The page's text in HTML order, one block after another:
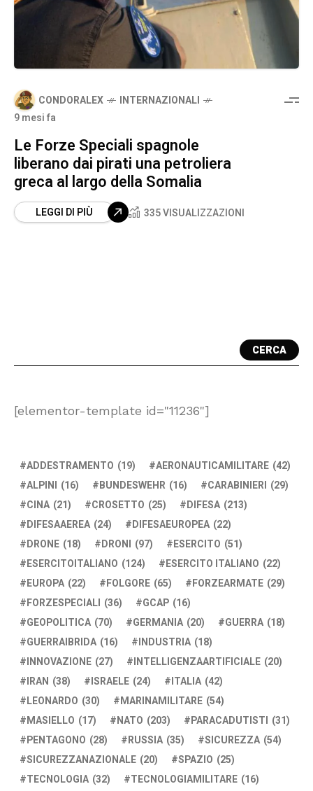
CONDORALEX
INTERNAZIONALI
9 mesi fa
Le Forze Speciali spagnole
liberano dai pirati una petroliera
greca al largo della Somalia
LEGGI DI PIÙ 335 VISUALIZZAZIONI
CERCA
[elementor-template id="11236"]
ADDESTRAMENTO (19) AERONAUTICAMILITARE (42)
ALPINI (16) BUNDESWEHR (16) CARABINIERI (29)
CINA (21) CROSETTO (25) DIFESA (213)
DIFESAAEREA (24) DIFESAEUROPEA (22)
DRONE (18) DRONI (97) ESERCITO (51)
ESERCITOITALIANO (124) ESERCITO ITALIANO (22)
EUROPA (22) FOLGORE (65) FORZEARMATE (29)
FORZESPECIALI (36) GCAP (16)
GEOPOLITICA (70) GERMANIA (20) GUERRA (18)
GUERRAIBRIDA (16) INDUSTRIA (18)
INNOVAZIONE (27) INTELLIGENZAARTIFICIALE (20)
IRAN (38) ISRAELE (24) ITALIA (42)
LEONARDO (30) MARINAMILITARE (54)
MASIELLO (17) NATO (203) PARACADUTISTI (31)
PENTAGONO (28) RUSSIA (35) SICUREZZA (54)
SICUREZZANAZIONALE (20) SPAZIO (25)
TECNOLOGIA (32) TECNOLOGIAMILITARE (16)